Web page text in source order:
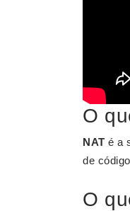
O
NAT é a
de
O